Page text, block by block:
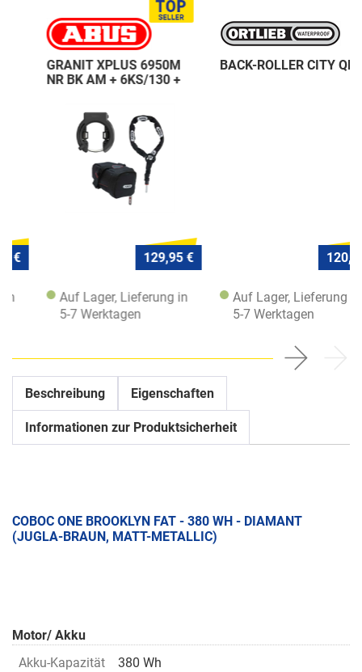
GRANIT XPLUS 6950M
NR BK AM + 6KS/130 +
129,95 €
Auf Lager, Lieferung in
5-7 Werktagen
BACK-ROLLER CITY QL1
120,- €
Auf Lager, Lieferung in
5-7 Werktagen
Beschreibung Eigenschaften
Informationen zur Produktsicherheit
COBOC ONE BROOKLYN FAT - 380 WH - DIAMANT
(JUGLA-BRAUN, MATT-METALLIC)
Motor/ Akku
Akku-Kapazität
380 Wh